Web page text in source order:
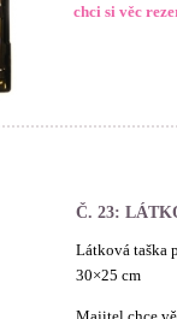
chci si věc
Č. 23:
Látková taška
30×25 cm